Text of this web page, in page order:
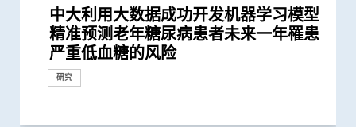
中大利用大数据成功开发机器学习模型
精准预测老年糖尿病患者未来一年罹患
严重低血糖的风险
研究
「赛马会年轻糖尿支援计划」为逾900
糖尿病年青患者提供连续血糖监测仪
数据显示有效管控血糖 大幅降低严...
健康推广计划
与牛津大学十年研究合作 中大开发首
个华人糖尿预后预测模型
研究
中大医学院揭示可发酵碳水化合物饮食
介入治疗 可加强二甲双胍 metformin
预防2型糖尿病疗效
研究
中大研究发现2型糖尿病对香港生产力
及经济造成重大损失 年轻群组影响尤
为严重
研究
中大发现新基因标记可预测糖尿病人患
冠心病风险 凸显糖尿病精准治疗的潜
力
研究
中大发现年轻糖尿病前期患者患糖尿病
的终生风险高达90% 心血管疾病风险增
近70%
研究
中大全球首证血糖波动不稳的肥胖型糖
尿病患者有较高患癌风险 并证实接受
一类常用降血压药物的糖尿病患者患...
研究
中大研究显示DNA端粒长度可用於预测
糖尿病患者肾功能衰退
研究
中大研究显示糖尿病死亡率及并发症发
生率正下降 唯年轻糖尿病患者情况未
见改善
研究
中大医学院与阿斯利康首度合作糖尿病
肾病研究 制订全球应对糖尿病肾病新
策略
国际合作
中大研究指朋侪关顾 可减少受情绪困
扰之糖尿患者住院百分比
研究
中大发现糖尿患者患抑郁症风险为一般
人的两倍 倡以一分钟问卷及早评估糖
尿患者的精神健康状况
研究
中文大学与上海交通大学成功发现预测
中国人糖尿病的基因标记
研究
中大教授陈重娥获颁「清野裕杰出领袖
奖」 成为本港首名学者荣膺亚洲糖尿
病教研最高荣誉
奖项及荣誉
中大领导之国际研究发现2型糖尿病患
者并发肾病及心血管疾病的代谢生物标
志物
研究
中大研究显示现实中仅少数2型糖尿病
患者能成功透过早期减重控制血糖以至
停药
研究
中大医学院一期临床研究中心成立十周
年 完成逾150项早期临床试验项目 助癌
症及糖尿病患者确立新治疗药物
研究
中大成功研发新演算法预测糖尿病肾脏
病变 简单抽血即可助医生及早发现2型
糖尿病患者的肾脏问题
研究
新计划启动 支援年轻糖尿病患者
健康推广计划
中大医学院领导国际研究显示 成人1 型
糖尿病的新症发病率较传统预期高
研究
中大医学院联同全球糖尿病知名专家合
作四年 为《刺针》制定糖尿病多元综
合策略
国际合作
中大研究发现「DNA端粒长度缩短」为
有效生物标记 能识别有较高心血管疾
病风险的糖尿病人
研究
患有多囊卵巢综合症华人女性的糖尿病
风险是非患病人士的4倍
研究
中大医学院陈重娥教授获颁国际奖项以
表扬在糖尿病研究及治理的卓越贡献
奖项及荣誉
中大研究发现每6位糖尿病患者有1位出
现肾功能急剧下降
研究
中大建议所有孕妇作口服葡萄糖耐量测
试 全港两成孕妇患妊娠糖尿 研究发现
其子女糖尿病风险为同龄儿童3倍
研究
中大研究发现每5名糖尿病患者中 1人
因脂肪肝引致严重肝纤维化或肝硬化
研究
中大研究新模式完善中国糖尿病护理系
统
研究
中大研究显示年轻及体重正常人士亦具
罹患糖尿病风险 吁把握「黄金五年」
确诊期减并发症机会
研究
中大成立崭新 ITECH医疗科技评估平台
推动健康经济分析及价值医疗
研究
中大开展为期四年DNA检测计划筛查
9,000名成年人士 以识别罹患早发性糖
尿病的高风险群组
健康推广计划
中大医学院长达近20年追踪研究 揭示
妊娠糖尿及怀孕期血糖上升对孕妇及子
女的长期健康风险
研究
中大银屑病关节炎研究重要突破 成功
修复受损关节骨头 亦可保护关节结构
预防变形恶化
研究
中大医学院跨国合作研究成功开发针对
华人群体的「1型糖尿病基因风险评
分」工具 大幅提升糖尿病分类诊断准...
研究
中大发现调整生活方式的介入治疗方案
可减轻近七成爱滋病病毒感染者的代谢
性脂肪肝病情
研究
中大证NT-proBNP有助预测2型糖尿病
患者并发心血管病及肾病风险
研究
中大利用肠道微生物辨别慢性肠道疾病
研究
中大威院成功以单一导管同时修补二尖
瓣及三尖瓣 治疗严重心瓣倒流新突破
研究
中大领导的跨国研究发现可准确预测糖
尿病病人患上心血管疾病之生物标志物
势将改写临床指引
研究
中大研究显示类风湿关节炎患者日服5
毫克皮质类固醇 出现心血管疾病的风
险增一倍
研究
中大证实「医健通」健康管理功能有助
糖尿病自我管理
研究
新冠疫苗复必泰及科兴引发之「T细胞
反应」可有效预防不同新冠病毒变异株
引起的严重疾病
研究
中大研究证实新冠口服药有效降低院舍
长者五成入院风险及防止病情恶化
研究
中大新技术有效评估艾滋病病毒感染者
的心脏病风险
研究
中大调查发现半数香港孕妇怀孕初期钠
摄取超标
研究
港大及中大医学院联合研究发现已接种
疫苗人士 在感染新型冠状病毒变异株
Omicron后能对不同的新冠病毒变异...
研究
中大医学院马青云教授获亚洲糖尿病研
究协会表扬研究成就及贡献
奖项及荣誉
中大研究显示空气污染地区居住者 可
安全地透过定期运动预防罹患糖尿病
研究
四成港人肠道微生态失衡情况与新冠患
者类似 中大研发「微生态免疫力配
方」证有效促进新冠患者康复 有望提...
研究
中大研究显示新冠肺炎患者常见有肝脏
受损问题 建议监测患者肝功能 及早发
现病情恶化
研究
中大发现糖尿病或为感染新冠肺炎高危
因素 研究有助了解病毒致病潜在机制
研究
中大医学院两名杰出学者 获裘槎基金
会颁发「裘槎优秀医学科研者奖2020」
奖项及荣誉
多元化预防衰老活动有助减低衰老状况
逾8成「前期衰老」长者逆转为「非衰
老」
研究
中大为5,000港人免费验脑 开展人口
基础研究追踪本港脑健康状况
研究
中大发现严重睡眠窒息症未经治疗患者
手术后较易出现心血管问题 吁手术前
进行睡眠窒息症评估以减风险
研究
中大成立「张金菱治疗柏金逊综合症研
究中心」 跨学科研崭新方法 减慢柏金
逊病程
研究
中大全球首个「快速眼动睡眠行为障
碍」家庭研究 揭柏金逊病家族遗传倾
向高达6倍 追踪初期症状如便秘 可提...
研究
中大研究证实低剂量三环抗抑郁药有助
改善难治性胃功能失调
研究
中大研究警示怀孕妇女注意体重增幅
研究
中大研究证实银屑病关节炎患者炎症综
合指数持续达标 能降低罹患心血管疾
病风险
研究
中大研究揭示全球大肠癌发病率有年轻
化趋势
研究
中大为本港老化人口制订标准化认知测
试 及早辨识认知障碍症患者
临床服务
中大研究发现非酒精性脂肪肝诱发肝癌
的关键致癌基因
研究
中大研究揭乙肝康复者仍存罹患肝癌风
险
研究
中大公布世界首个全球「炎症性肠病」
於本世纪发病率及流行率系统性回顾研
究 发现本港发病率於过去30年急升...
研究
中大开展全球首个以「视网膜影像」筛
查华人阿兹海默症研究
研究
中大研究发现心房颤动引致中风个案15
年间上升3倍 宜及早服用抗凝血药预防
中风
研究
中大研究证实家居诊治睡眠窒息症成效
满意 可处理半数公立医院成人个案 大
幅缩减八成轮候时间
研究
中大公布全球首个幽门螺旋菌流行病学
大型分析 揭全球44亿人感染 亚洲包括
香港逾半人口为带菌者
研究
中大伙澳洲专家研究东半球炎症性肠病
获近年最大研究资助金额 势揭肠道微
生物群之谜
研究
中大研究揭示脂肪肝问题不是肥胖人士
独有
研究
中大教授成为全球首位华人获颁「世界
中风组织主席中风贡献奖」 全球首创
「脉磁激法」助中风患者复修脑部功...
奖项及荣誉
中大成立周佩芳认知障碍预防研究中心
设立一站式简易网站提供认知障碍症资
讯
研究
中大全球首项研究确认新大肠癌高风险
群组
研究
中大成立全球首个华人「早发性认知障
碍症」研究登记册
研究
中大港大率先应用3D打印技术于复杂
心脏手术
研究
中大与全球30多国专家合作研究 发现
小中风新药物疗法
研究
中大与多国中风专家领导一项全球研究
发现及早评估与治疗「小中风」可降低
七成中风风险
研究
中大就七种常见呼吸道病毒进行全港首
个流行病学分析 发现「呼吸道合胞病
毒」及「甲型流感」为两大致命病毒
研究
中大公布亚洲首项针对肥胖「睡眠窒息
症」患者生活模式研究 证实个人化辅
导疗程有效减轻病情
研究
中大筛查发现每三名社区长者就有一人
患脑小血管病 藉世界中风日呼吁及早
预防
临床服务
中大研究「肠道微生物移植」治疗难辨
梭菌感染 治愈率为传统抗生素治疗的3
倍
研究
中大率先引入「高频信号检测」技术以
确定脑部手术范围 有效提升复杂性脑
痫症手术成效约三成
外科创新技术
中大医学院许树昌教授于《刺针》发表
评论新沙士文章 强调医院感染控制措
施对控制疫情极为重要
研究
中大倡议新药物治疗标准逆转脑血管硬
化
研究
中大最新研究揭示本港每年逾十万非酒
精性脂肪肝新症
研究
中大与养和医院携手研究 发现抑郁症
患者出现睡眠行为障碍或是脑退化先兆
研究
中大提倡结合房颤筛查及药物教育 助
长者减低中风风险
临床服务
社区衰老状况筛查 发现65岁或以上的
社区人口中 过半已踏入前期衰老
研究
头颈放射治疗增中风风险 中大证实
「颈动脉支架成型术」成效显著
研究
中大研究发现囊性纤维化与糖尿病关连
的原因
研究
中大研究指六成糖尿病患者睡眠质素欠
佳 中医耳穴疗法有助改善睡眠质素及
控制血糖
研究
中大与理大携手在威院推行24小时远程
中风溶栓治疗服务
临床服务
中大公布香港慢性肾病透析患者就业研
究并提倡中末期患者接受透析前的早期
教育计划
研究
中大公布小中风的最新药物治疗方法
研究
香港和澳门的炎症性肠病新增个案高踞
亚太区首三位 中大成立资料库助市民
增加认知
研究
中大制订肝癌风险评估指数 准确预测
乙肝病人的肝癌风险
研究
中大率先采用三维心脏超声波以识别高
风险二尖瓣脱垂患者
研究
中大建议以舒缓性手法护理末期脑退化
症患者的吞咽困难
研究
中大成功研发全自动化视网膜图像分析
系统 有助糖尿病患者预防中风
研究
中大研究发现摄取过量盐份会导致高血
压及增加中风机会
研究
中大展开全港睡眠健康教育及改善计划
建立健康睡眠及健康校园生活
健康推广计划
中大及港大研究团队携手成功发现脑痫
新基因标记
研究
中大率亚洲肾科专家倡议慢性肾病早期
诊断计划
研究
中大证实为颈血管狭窄进行支架成型治
疗及 为心脏衰竭患者植入心脏肌肉收
缩调节器成效显着
研究
中大三名学者获颁本年度裘槎基金会优
秀科研者奖
奖项及荣誉
中大公布本港严重人类猪型流感的最新
情况
研究